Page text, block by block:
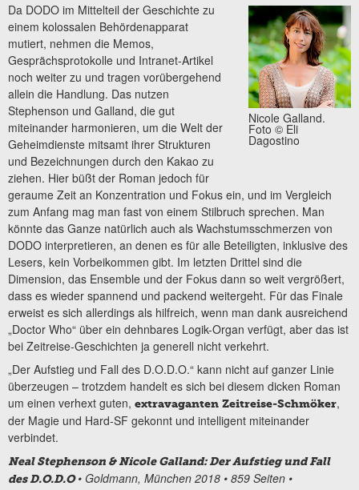
Nicole Galland.
Foto © Eli
Dagostino
Da DODO im Mittelteil der Geschichte zu
einem kolossalen Behördenapparat
mutiert, nehmen die Memos,
Gesprächsprotokolle und Intranet-Artikel
noch weiter zu und tragen vorübergehend
allein die Handlung. Das nutzen
Stephenson und Galland, die gut
miteinander harmonieren, um die Welt der
Geheimdienste mitsamt ihrer Strukturen
und Bezeichnungen durch den Kakao zu
ziehen. Hier büßt der Roman jedoch für
geraume Zeit an Konzentration und Fokus ein, und im Vergleich
zum Anfang mag man fast von einem Stilbruch sprechen. Man
könnte das Ganze natürlich auch als Wachstumsschmerzen von
DODO interpretieren, an denen es für alle Beteiligten, inklusive des
Lesers, kein Vorbeikommen gibt. Im letzten Drittel sind die
Dimension, das Ensemble und der Fokus dann so weit vergrößert,
dass es wieder spannend und packend weitergeht. Für das Finale
erweist es sich allerdings als hilfreich, wenn man dank ausreichend
„Doctor Who“ über ein dehnbares Logik-Organ verfügt, aber das ist
bei Zeitreise-Geschichten ja generell nicht verkehrt.
„Der Aufstieg und Fall des D.O.D.O.“ kann nicht auf ganzer Linie
überzeugen – trotzdem handelt es sich bei diesem dicken Roman
um einen verhext guten, extravaganten Zeitreise-Schmöker,
der Magie und Hard-SF gekonnt und intelligent miteinander
verbindet.
Neal Stephenson & Nicole Galland: Der Aufstieg und Fall
des D.O.D.O• Goldmann, München 2018 • 859 Seiten •